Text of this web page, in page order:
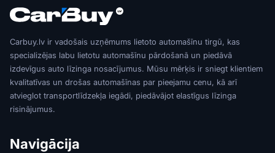
Carbuy.lv ir vadošais uzņēmums lietoto automašīnu tirgū, kas
specializējas labu lietotu automašīnu pārdošanā un piedāvā
izdevīgus auto līzinga nosacījumus. Mūsu mērķis ir sniegt klientiem
kvalitatīvas un drošas automašīnas par pieejamu cenu, kā arī
atvieglot transportlīdzekļa iegādi, piedāvājot elastīgus līzinga
risinājumus.
Navigācija